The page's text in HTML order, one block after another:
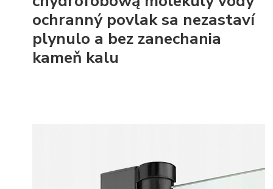
ochranný povlak sa nezastaví
plynulo a bez zanechania
kameň kalu